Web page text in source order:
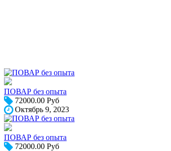
ПОВАР без опыта
72000.00 Руб
Октябрь 9, 2023
ПОВАР без опыта
72000.00 Руб